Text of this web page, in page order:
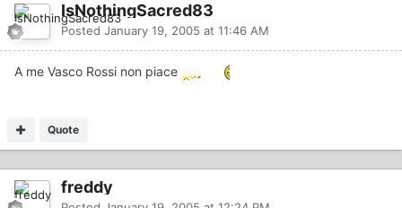
IsNothingSacred83
Posted January 19, 2005 at 11:46 AM
A me Vasco Rossi non piace
Quote
freddy